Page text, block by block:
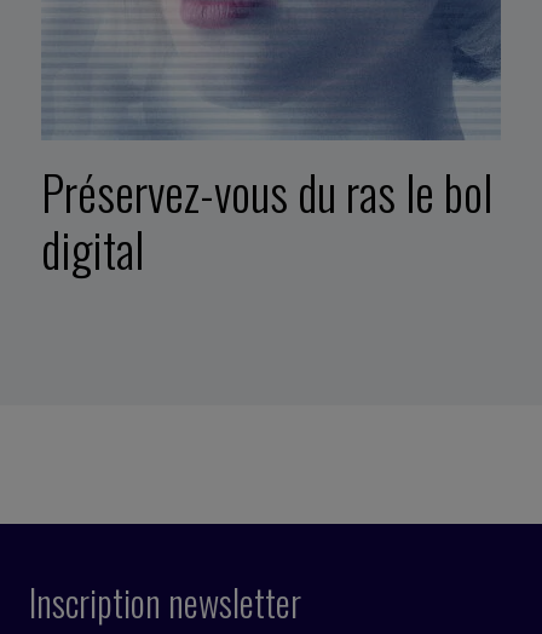
Préservez-vous du ras le bol
digital
Inscription newsletter